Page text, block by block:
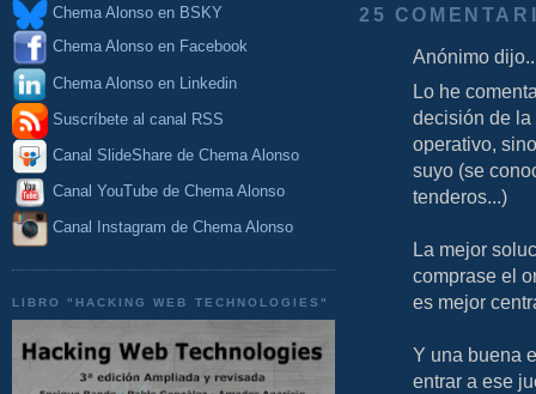
Chema Alonso en BSKY
Chema Alonso en Facebook
Chema Alonso en Linkedin
Suscríbete al canal RSS
Canal SlideShare de Chema Alonso
Canal YouTube de Chema Alonso
Canal Instagram de Chema Alonso
LIBRO "HACKING WEB TECHNOLOGIES"
25
Anónimo
Lo he
decisión de
operativo,
suyo (se
tenderos...)
La mejor
comprase el
es mejor
Y una buena
entrar a ese